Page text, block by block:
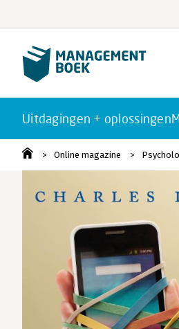
Uitdagingen + oplossingen
Online magazine